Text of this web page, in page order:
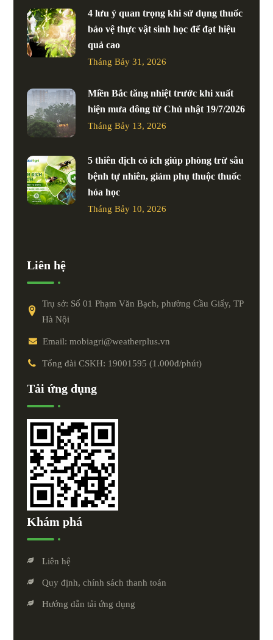
4 lưu ý quan trọng khi sử dụng thuốc
bảo vệ thực vật sinh học để đạt hiệu
quả cao
Tháng Bảy 31, 2026
Miền Bắc tăng nhiệt trước khi xuất
hiện mưa dông từ Chủ nhật 19/7/2026
Tháng Bảy 13, 2026
5 thiên địch có ích giúp phòng trừ sâu
bệnh tự nhiên, giảm phụ thuộc thuốc
hóa học
Tháng Bảy 10, 2026
Liên hệ
Trụ sở: Số 01 Phạm Văn Bạch, phường Cầu Giấy, TP
Hà Nội
Email: mobiagri@weatherplus.vn
Tổng đài CSKH: 19001595 (1.000đ/phút)
Tải ứng dụng
Khám phá
Liên hệ
Quy định, chính sách thanh toán
Hướng dẫn tải ứng dụng